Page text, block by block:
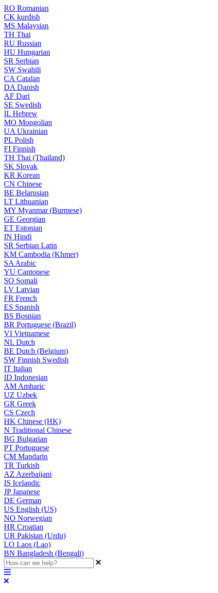
RO Romanian
CK kurdish
MS Malaysian
TH Thai
RU Russian
HU Hungarian
SR Serbian
SW Swahili
CA Catalan
DA Danish
AF Dari
SE Swedish
IL Hebrew
MO Mongolian
UA Ukrainian
PL Polish
FI Finnish
TH Thai (Thailand)
SK Slovak
KR Korean
CN Chinese
BE Belarusian
LT Lithuanian
MY Myanmar (Burmese)
GE Georgian
ET Estonian
IN Hindi
SR Serbian Latin
KM Cambodia (Khmer)
SA Arabic
YU Cantonese
SO Somali
LV Latvian
FR French
ES Spanish
BS Bosnian
BR Portuguese (Brazil)
VI Vietnamese
NL Dutch
BE Dutch (Belgium)
SW Finnish Swedish
IT Italian
ID Indonesian
AM Amharic
UZ Uzbek
GR Greek
CS Czech
HK Chinese (HK)
N Traditional Chinese
BG Bulgarian
PT Portuguese
CM Mandarin
TR Turkish
AZ Azerbaijani
IS Icelandic
JPJapanese
DE German
US English (US)
NO Norwegian
HR Croatian
UR Pakistan (Urdu)
LO Laos (Lao)
BN Bangladesh (Bengali)